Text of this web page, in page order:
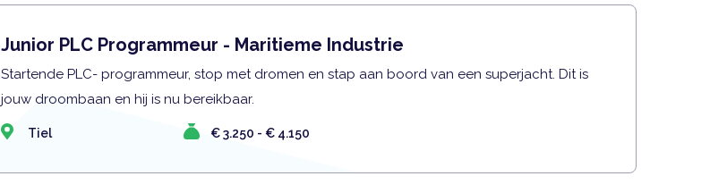
Junior PLC Programmeur - Maritieme Industrie
Startende PLC- programmeur, stop met dromen en stap aan boord van een superjacht. Dit is
jouw droombaan en hij is nu bereikbaar.
Tiel € 3.250 - € 4.150